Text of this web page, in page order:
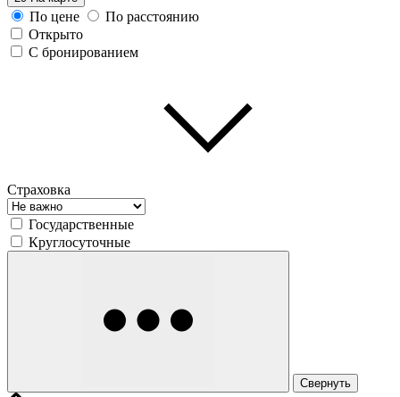
По цене
По расстоянию
Открыто
С бронированием
Страховка
Государственные
Круглосуточные
Свернуть